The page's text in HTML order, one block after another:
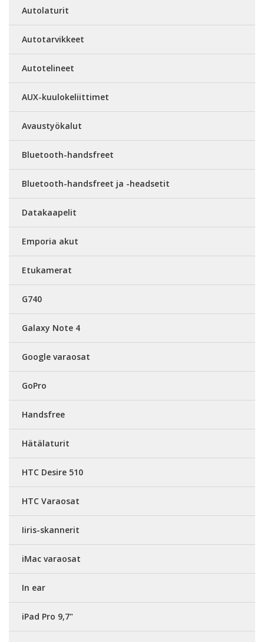
Autolaturit
Autotarvikkeet
Autotelineet
AUX-kuulokeliittimet
Avaustyökalut
Bluetooth-handsfreet
Bluetooth-handsfreet ja -headsetit
Datakaapelit
Emporia akut
Etukamerat
G740
Galaxy Note 4
Google varaosat
GoPro
Handsfree
Hätälaturit
HTC Desire 510
HTC Varaosat
Iiris-skannerit
iMac varaosat
In ear
iPad Pro 9,7"